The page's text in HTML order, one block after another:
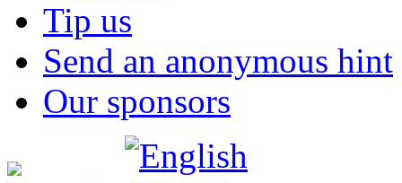
Tip us
Send an anonymous hint
Our sponsors